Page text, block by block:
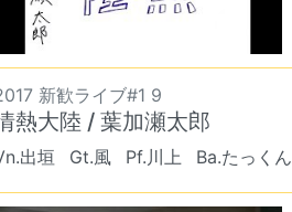
新歓ライブ#1 9
熱大陸 / 葉加瀬太郎
出垣 Gt.風 Pf.川上 Ba.たっくん